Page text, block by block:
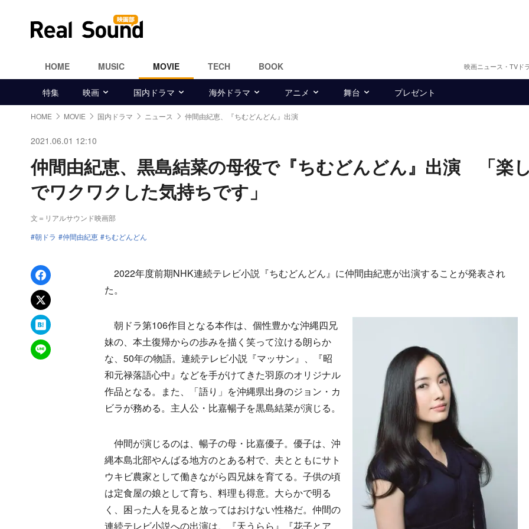
HOME MUSIC MOVIE TECH BOOK 映画ニュース・TVド
特集 映画 国内ドラマ 海外ドラマ アニメ 舞台 プレゼント
HOME MOVIE 国内ドラマ ニュース 仲間由紀恵、『ちむどんどん』出演
2021.06.01 12:10
仲間由紀恵、黒島結菜の母役で『ちむどんどん』出演 「楽
でワクワクした気持ちです」
文＝リアルサウンド映画部
朝ドラ
仲間由紀恵 ちむどんどん
Facebookでシェア
xでポスト
はてなブックマーク
LINEで送る
2022年度前期NHK連続テレビ小説『ちむどんどん』に仲間由紀恵が出演することが発表され
た。
朝ドラ第106作目となる本作は、個性豊かな沖縄四兄
妹の、本土復帰からの歩みを描く笑って泣ける朗らか
な、50年の物語。連続テレビ小説『マッサン』、『昭
和元禄落語心中』などを手がけてきた羽原のオリジナル
作品となる。また、「語り」を沖縄県出身のジョン・カ
ビラが務める。主人公・比嘉暢子を黒島結菜が演じる。
仲間が演じるのは、暢子の母・比嘉優子。優子は、沖
縄本島北部やんばる地方のとある村で、夫とともにサト
ウキビ農家として働きながら四兄妹を育てる。子供の頃
は定食屋の娘として育ち、料理も得意。大らかで明る
く、困った人を見ると放ってはおけない性格だ。仲間の
連続テレビ小説への出演は、『天うらら』『花子とア